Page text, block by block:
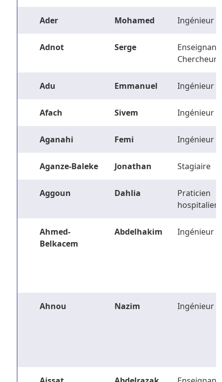
Ader Mohamed Ingénieur
Adnot Serge
Enseignant-
Chercheur
Adu Emmanuel Ingénieur
Afach Sivem Ingénieur
Aganahi Femi Ingénieur
Aganze-Baleke Jonathan Stagiaire
Aggoun Dahlia
Praticien
hospitalier
Ahmed-
Belkacem
Abdelhakim Ingénieur
Ahnou Nazim Ingénieur